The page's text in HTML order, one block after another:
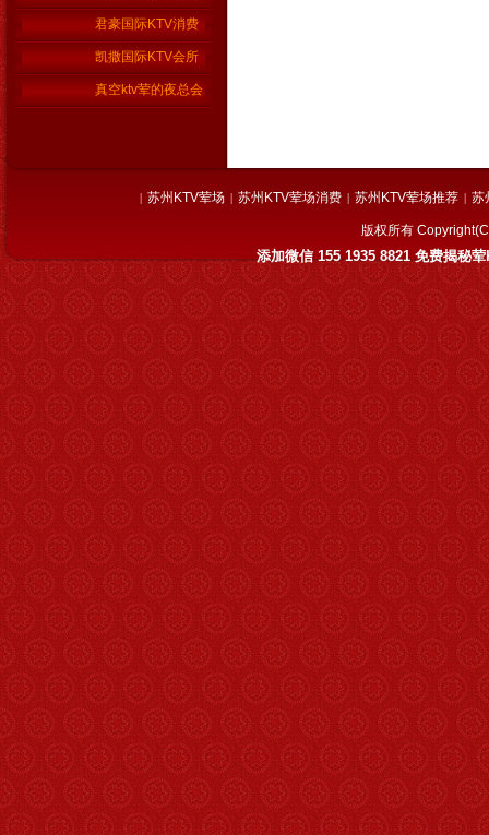
君豪国际KTV消费
凯撒国际KTV会所
真空ktv荤的夜总会
版权所有
添加微信 155 1935 8821 免费揭秘
| 苏州KTV荤场 | 苏州KTV荤场消费 | 苏州KTV荤场推荐 | 苏